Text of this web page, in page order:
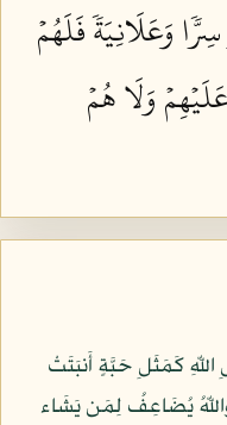
سِرّٗا وَعَلَانِيَةٗ فَلَهُمۡ
وَلَا هُمۡ
كَمَثَلِ حَبَّةٍ أَنبَتَتْ
يُضَاعِفُ لِمَن يَشَاء